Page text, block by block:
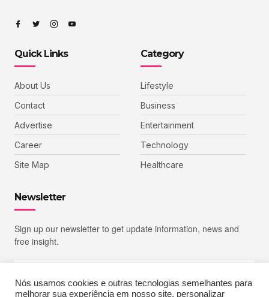
Quick Links
About Us
Contact
Advertise
Career
Site Map
Category
Lifestyle
Business
Entertainment
Technology
Healthcare
Newsletter
Sign up our newsletter to get update information, news and
free insight.
Nós usamos cookies e outras tecnologias semelhantes para
melhorar sua experiência em nosso site, personalizar